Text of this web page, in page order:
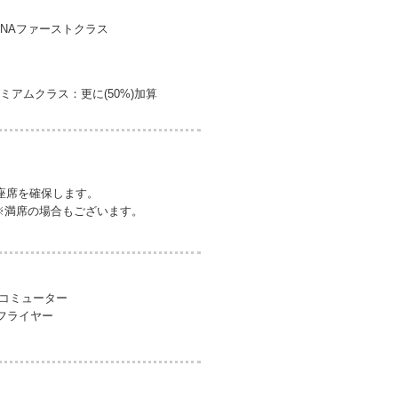
ファーストクラス
アムクラス：更に(50%)加算
を確保します。
席の場合もございます。
ミューター
ライヤー